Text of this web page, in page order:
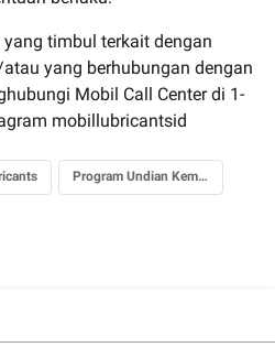
timbul terkait dengan
yang berhubungan dengan
Mobil Call Center di 1-
mobillubricantsid
Program Undian Kemerdekaan